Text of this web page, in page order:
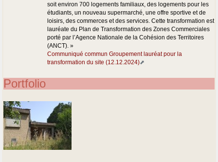
soit environ 700 logements familiaux, des logements pour les
étudiants, un nouveau supermarché, une offre sportive et de
loisirs, des commerces et des services. Cette transformation est
lauréate du Plan de Transformation des Zones Commerciales
porté par l’Agence Nationale de la Cohésion des Territoires
(ANCT). »
Communiqué commun Groupement lauréat pour la
transformation du site (12.12.2024)
Portfolio